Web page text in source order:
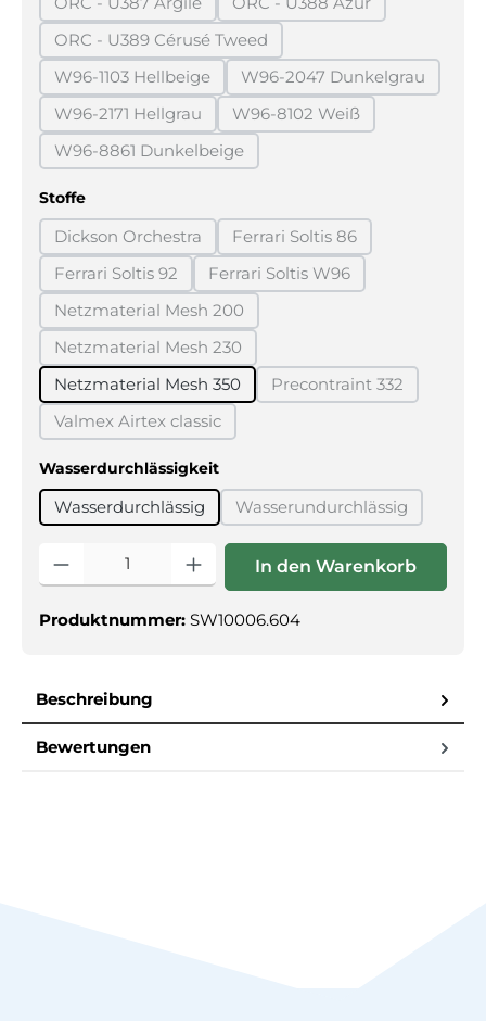
(Diese Option ist zurzeit nicht verfügbar.)
(Diese Option ist zurzeit
ORC - U389 Cérusé Tweed
(Diese Option ist zurzeit nicht verfügbar.)
W96-1103 Hellbeige
(Diese Option ist zurzeit nicht verfügbar.)
W96-2047 Dunkelgrau
(Diese Option ist
W96-2171 Hellgrau
(Diese Option ist zurzeit nicht verfügbar.)
W96-8102 Weiß
(Diese Option ist zurzeit
W96-8861 Dunkelbeige
(Diese Option ist zurzeit nicht verfügbar.)
Stoffeauswählen
Dickson Orchestra
(Diese Option ist zurzeit nicht verfügbar.)
Ferrari Soltis 86
(Diese Option ist zurzeit
Ferrari Soltis 92
(Diese Option ist zurzeit nicht verfügbar.)
Ferrari Soltis W96
(Diese Option ist zurzeit
Netzmaterial Mesh 200
(Diese Option ist zurzeit nicht verfügbar.)
Netzmaterial Mesh 230
(Diese Option ist zurzeit nicht verfügbar.)
Netzmaterial Mesh 350 Precontraint 332
(Diese Option ist
Valmex Airtex classic
(Diese Option ist zurzeit nicht verfügbar.)
Wasserdurchlässigkeitauswählen
Wasserdurchlässig Wasserundurchlässig
(Diese Option ist
Produkt Anzahl: Gib den gewünschten Wert ein oder
In den Warenkorb
Produktnummer: SW10006.604
Beschreibung
Bewertungen